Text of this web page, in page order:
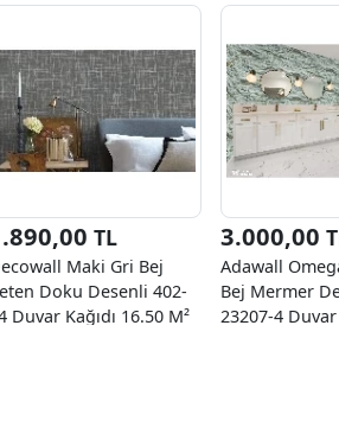
TL
Maki Gri Bej
Doku Desenli 402-
Duvar Kağıdı 16.50 M²
3.000,00
Adawall
Bej Mermer
23207-4 Duvar